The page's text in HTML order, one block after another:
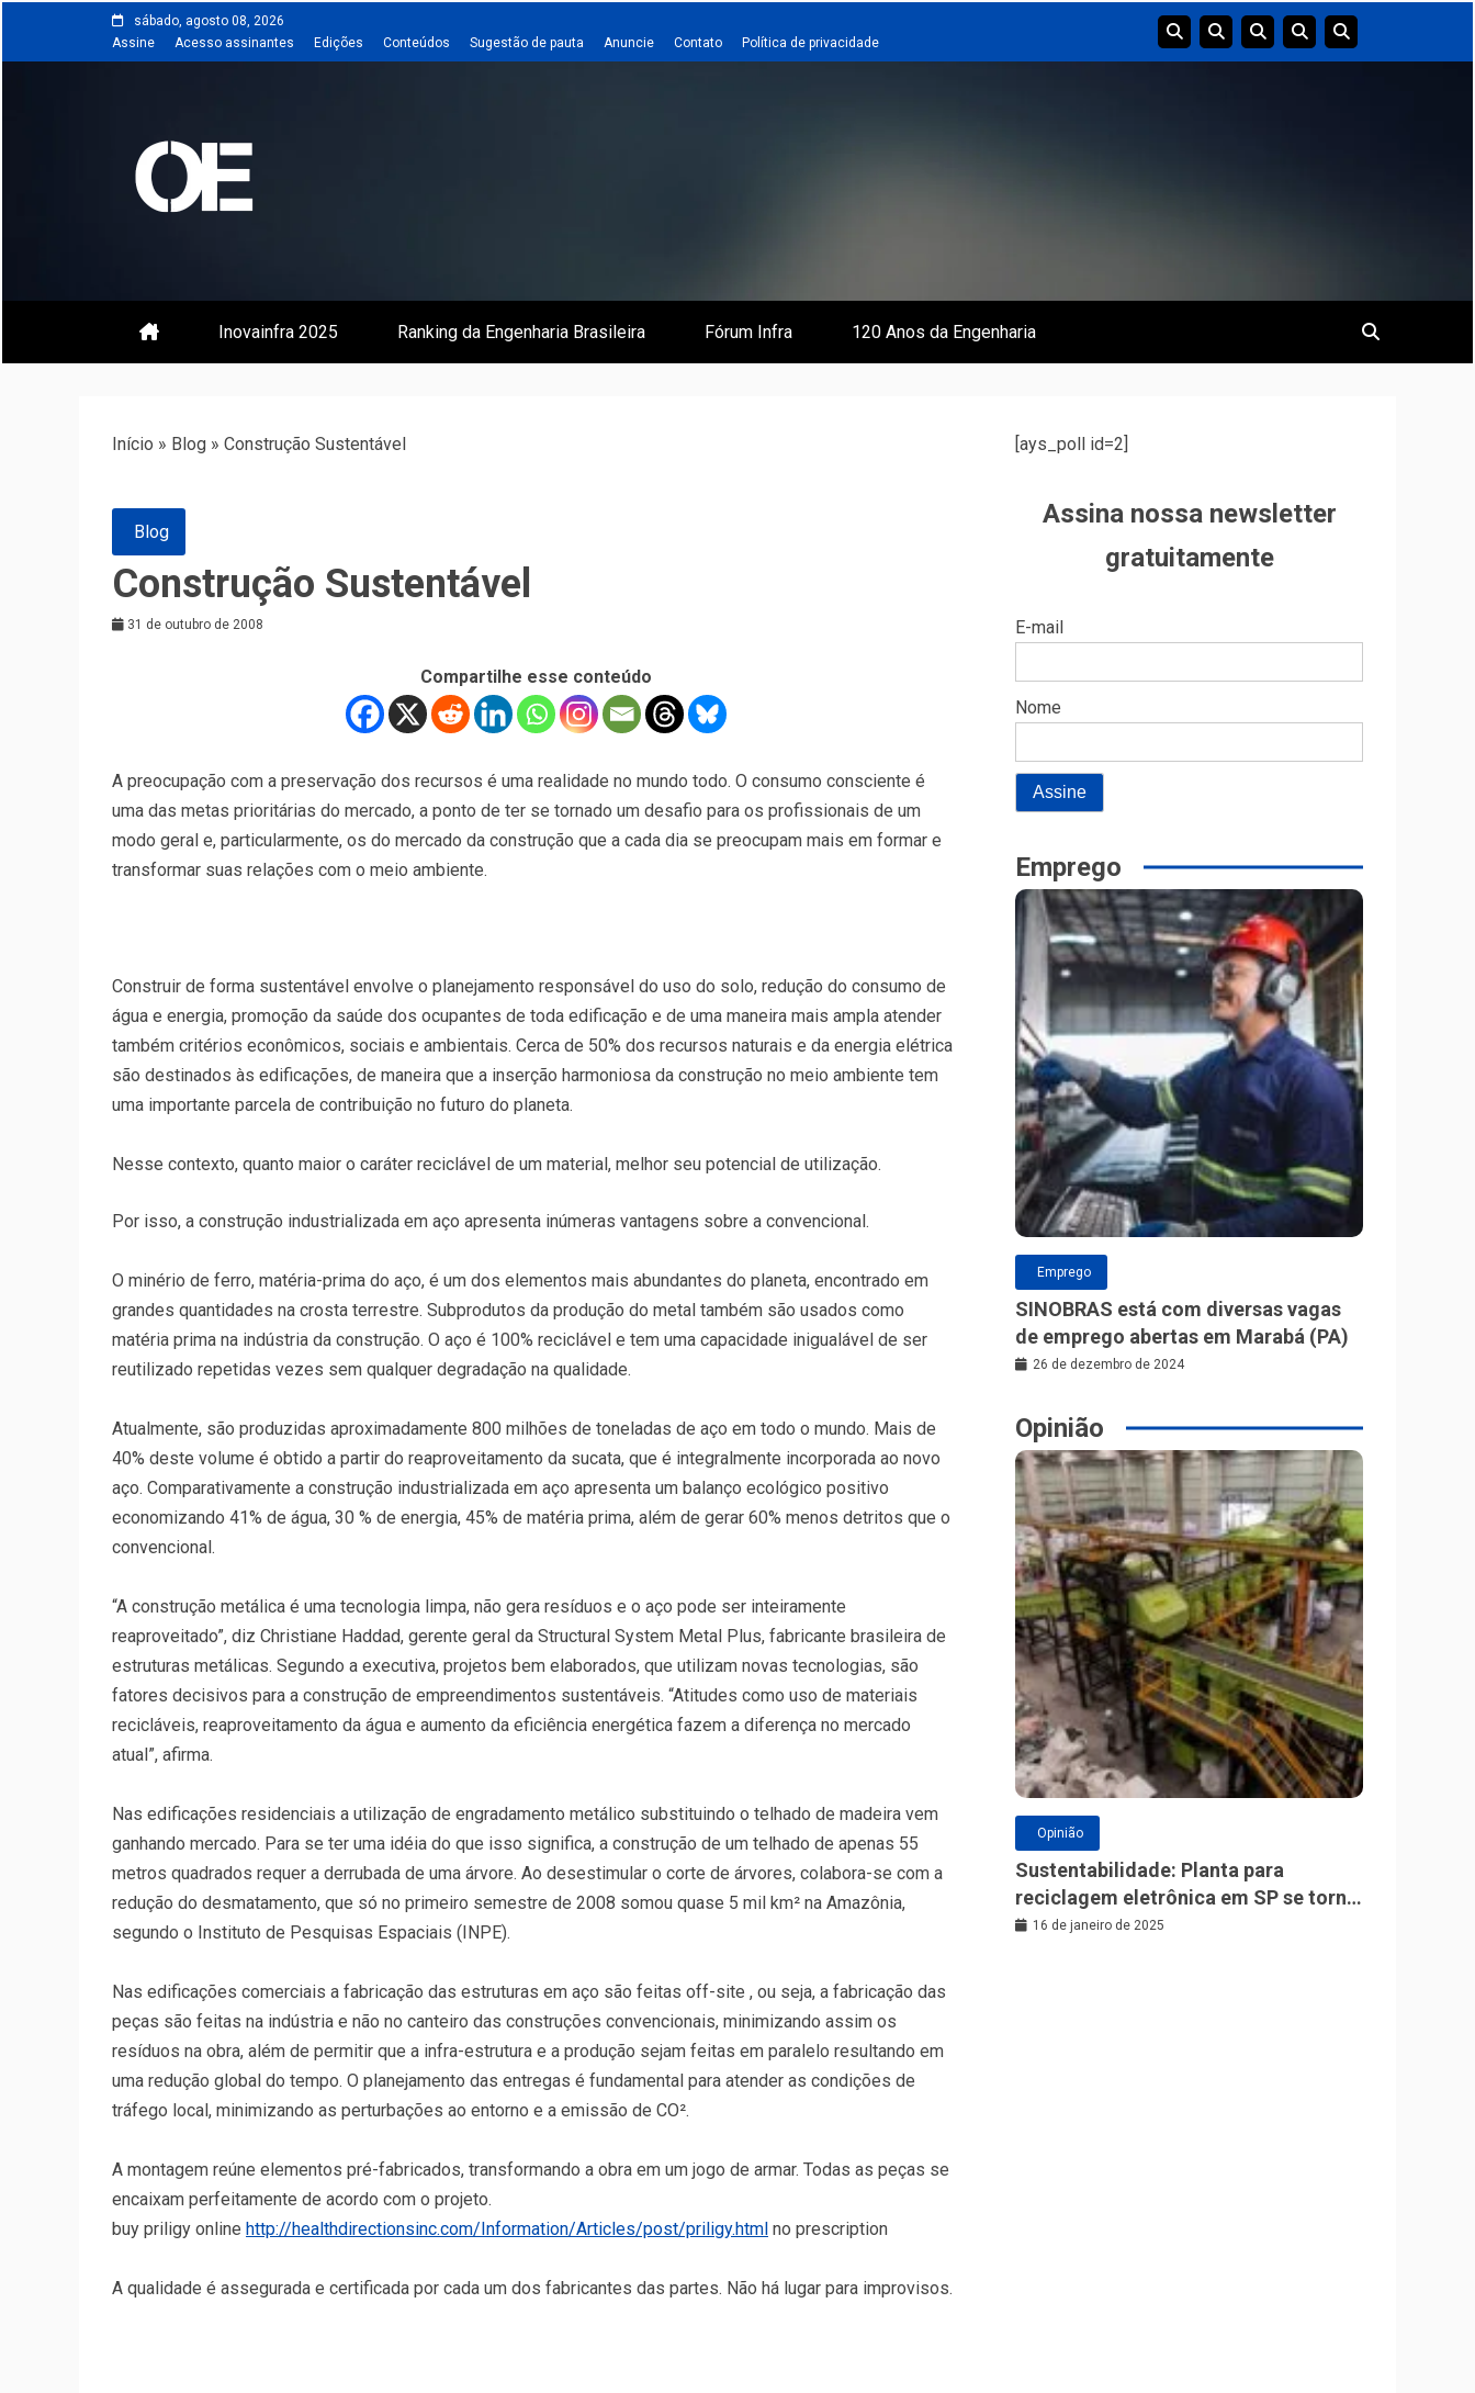
sábado, agosto 08, 2026
Assine
Acesso assinantes Edições Conteúdos Sugestão de pauta Anuncie Contato Política de privacidade
Revista | O Empreiteiro
Inovainfra 2025 Ranking da Engenharia Brasileira Fórum Infra 120 Anos da Engenharia
Início » Blog » Construção Sustentável
Blog
Construção Sustentável
31 de outubro de 2008
Compartilhe esse conteúdo
A preocupação com a preservação dos recursos é uma realidade no mundo todo. O consumo consciente é
uma das metas prioritárias do mercado, a ponto de ter se tornado um desafio para os profissionais de um
modo geral e, particularmente, os do mercado da construção que a cada dia se preocupam mais em formar e
transformar suas relações com o meio ambiente.
Construir de forma sustentável envolve o planejamento responsável do uso do solo, redução do consumo de
água e energia, promoção da saúde dos ocupantes de toda edificação e de uma maneira mais ampla atender
também critérios econômicos, sociais e ambientais. Cerca de 50% dos recursos naturais e da energia elétrica
são destinados às edificações, de maneira que a inserção harmoniosa da construção no meio ambiente tem
uma importante parcela de contribuição no futuro do planeta.
Nesse contexto, quanto maior o caráter reciclável de um material, melhor seu potencial de utilização.
Por isso, a construção industrializada em aço apresenta inúmeras vantagens sobre a convencional.
O minério de ferro, matéria-prima do aço, é um dos elementos mais abundantes do planeta, encontrado em
grandes quantidades na crosta terrestre. Subprodutos da produção do metal também são usados como
matéria prima na indústria da construção. O aço é 100% reciclável e tem uma capacidade inigualável de ser
reutilizado repetidas vezes sem qualquer degradação na qualidade.
Atualmente, são produzidas aproximadamente 800 milhões de toneladas de aço em todo o mundo. Mais de
40% deste volume é obtido a partir do reaproveitamento da sucata, que é integralmente incorporada ao novo
aço. Comparativamente a construção industrializada em aço apresenta um balanço ecológico positivo
economizando 41% de água, 30 % de energia, 45% de matéria prima, além de gerar 60% menos detritos que o
convencional.
“A construção metálica é uma tecnologia limpa, não gera resíduos e o aço pode ser inteiramente
reaproveitado”, diz Christiane Haddad, gerente geral da Structural System Metal Plus, fabricante brasileira de
estruturas metálicas. Segundo a executiva, projetos bem elaborados, que utilizam novas tecnologias, são
fatores decisivos para a construção de empreendimentos sustentáveis. “Atitudes como uso de materiais
recicláveis, reaproveitamento da água e aumento da eficiência energética fazem a diferença no mercado
atual”, afirma.
Nas edificações residenciais a utilização de engradamento metálico substituindo o telhado de madeira vem
ganhando mercado. Para se ter uma idéia do que isso significa, a construção de um telhado de apenas 55
metros quadrados requer a derrubada de uma árvore. Ao desestimular o corte de árvores, colabora-se com a
redução do desmatamento, que só no primeiro semestre de 2008 somou quase 5 mil km² na Amazônia,
segundo o Instituto de Pesquisas Espaciais (INPE).
Nas edificações comerciais a fabricação das estruturas em aço são feitas off-site , ou seja, a fabricação das
peças são feitas na indústria e não no canteiro das construções convencionais, minimizando assim os
resíduos na obra, além de permitir que a infra-estrutura e a produção sejam feitas em paralelo resultando em
uma redução global do tempo. O planejamento das entregas é fundamental para atender as condições de
tráfego local, minimizando as perturbações ao entorno e a emissão de CO².
A montagem reúne elementos pré-fabricados, transformando a obra em um jogo de armar. Todas as peças se
encaixam perfeitamente de acordo com o projeto.
buy priligy online http://healthdirectionsinc.com/Information/Articles/post/priligy.html no prescription
A qualidade é assegurada e certificada por cada um dos fabricantes das partes. Não há lugar para improvisos.
[ays_poll id=2]
Assina nossa newsletter
gratuitamente
E-mail
Nome
Emprego
Emprego
SINOBRAS está com diversas vagas
de emprego abertas em Marabá (PA)
26 de dezembro de 2024
Opinião
Opinião
Sustentabilidade: Planta para
reciclagem eletrônica em SP se torna
a maior da América Latina
16 de janeiro de 2025